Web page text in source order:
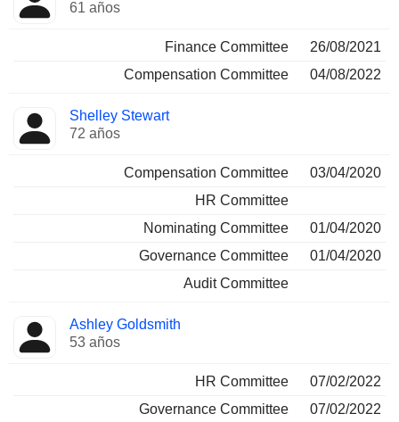
61 años
Finance Committee
26/08/2021
Compensation Committee
04/08/2022
Shelley Stewart
72 años
Compensation Committee
03/04/2020
HR Committee
Nominating Committee
01/04/2020
Governance Committee
01/04/2020
Audit Committee
Ashley Goldsmith
53 años
HR Committee
07/02/2022
Governance Committee
07/02/2022